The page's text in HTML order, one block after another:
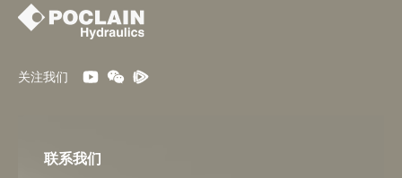
关注我们
联系我们